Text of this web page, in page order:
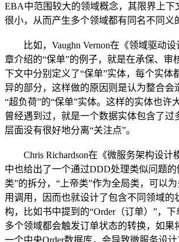
EBA中范围较大的领域概念，其限界上下
很小，从而产生多个领域都有同名不同义
比如，Vaughn Vernon在《领域驱动设
章介绍的“保单”的例子，就是在承保、审
下文中分别定义了“保单”实体，每个实体
异的部分，这样做的原因则是认为整合会
“超负荷”的“保单”实体。这样的实体也许
曾经遇到过，就是一个数据实体包含了过
层面没有很好地分离“关注点”。
Chris Richardson在《微服务架构设计
中也给出了一个通过DDD处理类似问题的
类”的拆分，“上帝类”作为全局类，可以
用调用，因而也就设计了包含不同领域的
构，比如书中提到的“Order（订单）”，
多个领域都会触发订单状态的转换，如果
一个中央Order数据库，会导致微服务设